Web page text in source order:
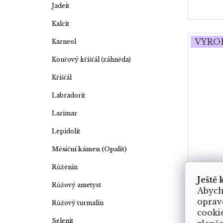
Ještě
Jadeit
Kalcit
Karneol
Kouřový křišťál (záhněda)
Křišťál
Labradorit
Larimar
Lepidolit
Měsíční kámen (Opalit)
Růženín
Růžový ametyst
Růžový turmalín
Selenit